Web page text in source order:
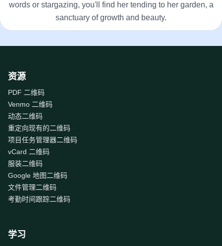
words or stargazing, you'll find her tending to her garden, a
sanctuary of growth and beauty.
资源
PDF 二维码
Venmo 二维码
动态二维码
重定向现有的二维码
项目任务管理器二维码
vCard 二维码
服装二维码
Google 地图二维码
文件管理二维码
考勤时间跟踪二维码
学习